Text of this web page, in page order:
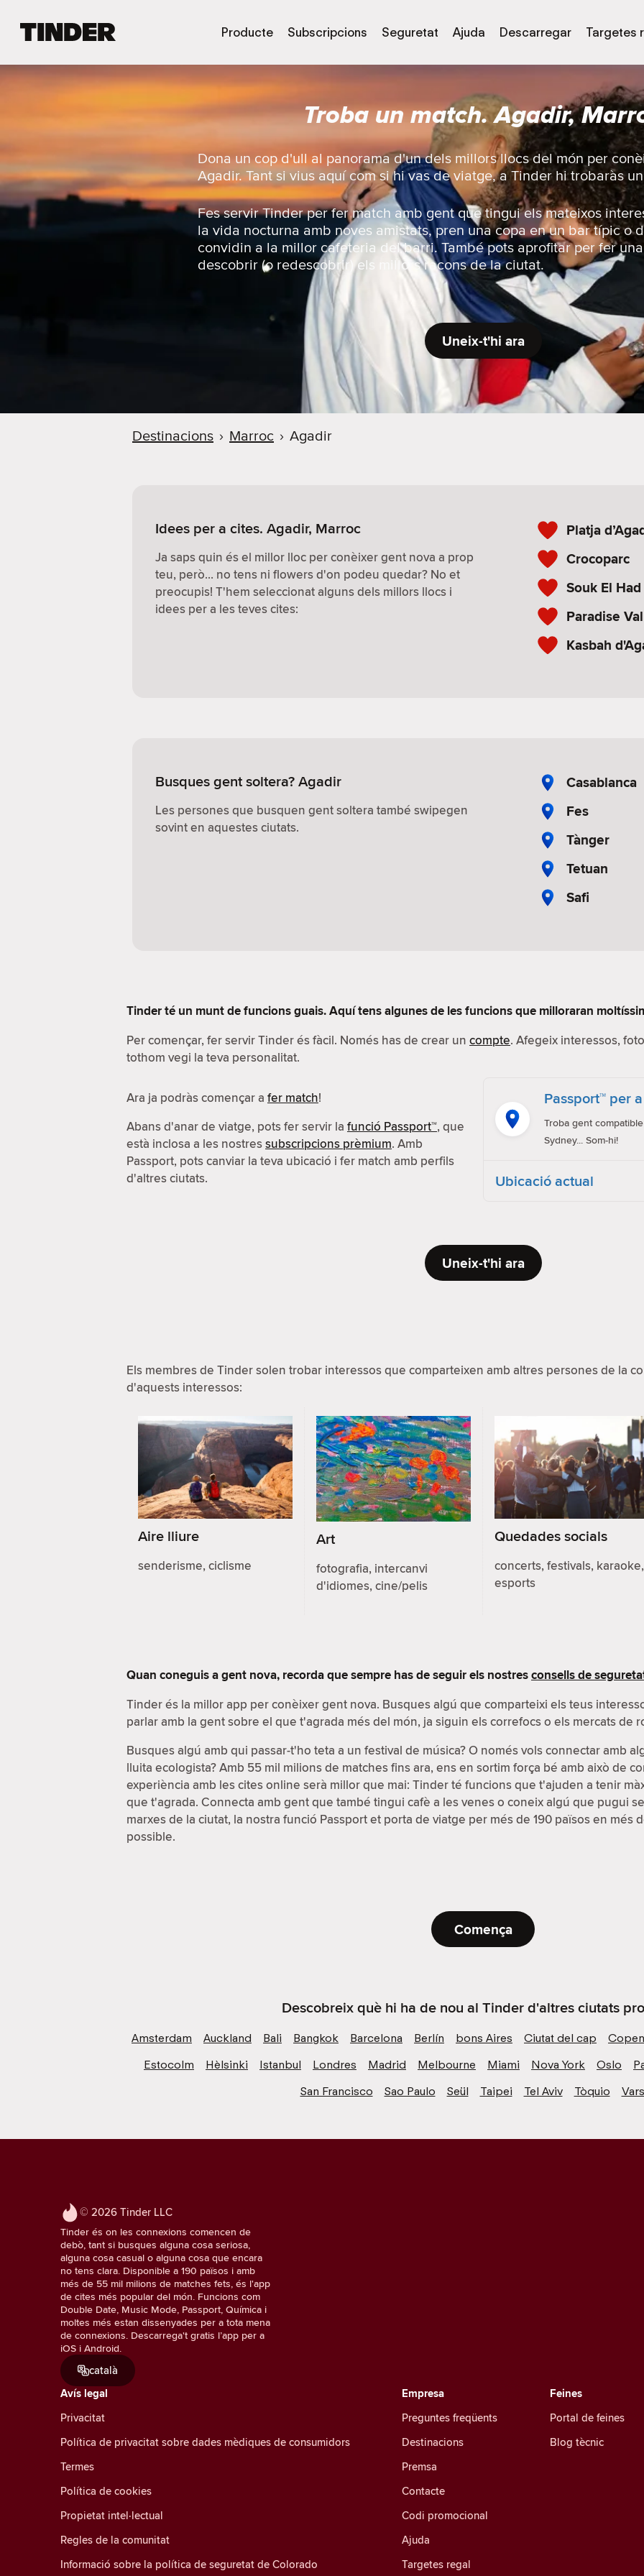
d
i
Producte Subscripcions Seguretat Ajuda Descarregar Targetes
Troba un match. Agadir,
Dona un cop d'ull al panorama d'un dels millors llocs del món per
Agadir. Tant si vius aquí com si hi vas de viatge, a Tinder hi trobaràs
Fes servir Tinder per fer match amb gent que tingui els mateixos
la vida nocturna amb noves amistats, pren una copa en un bar típic o
convidin a la millor cafeteria del barri. També pots aprofitar per fer
descobrir (o redescobrir) els millors racons de la ciutat.
Uneix-t'hi ara
Destinacions › Marroc › Agadir
Idees per a cites. Agadir, Marroc
Ja saps quin és el millor lloc per conèixer gent nova a prop
teu, però… no tens ni flowers d'on podeu quedar? No et
preocupis! T'hem seleccionat alguns dels millors llocs i
idees per a les teves cites:
Platja
Crocoparc
Souk El
Paradise
Kasbah
Busques gent soltera? Agadir
Les persones que busquen gent soltera també swipegen
sovint en aquestes ciutats.
Casablanca
Fes
Tànger
Tetuan
Safi
Tinder té un munt de funcions guais. Aquí tens algunes de les funcions que milloraran
Per començar, fer servir Tinder és fàcil. Només has de crear un compte. Afegeix interessos,
tothom vegi la teva personalitat.
Ara ja podràs començar a fer match!
Abans d'anar de viatge, pots fer servir la funció Passport™, que
està inclosa a les nostressubscripcions prèmium. Amb
Passport, pots canviar la teva ubicació i fer match amb perfils
d'altres ciutats.
Passport™ per
Troba gent
Sydney... Som-hi!
Ubicació actual
Uneix-t'hi ara
Els membres de Tinder solen trobar interessos que comparteixen amb altres persones de la
d'aquests interessos:
Aire lliure
senderisme, ciclisme
Art
fotografia, intercanvi
d'idiomes, cine/pelis
Quedades socials
concerts, festivals, karaoke,
esports
Quan coneguis a gent nova, recorda que sempre has de seguir els nostresconsells de
Tinder és la millor app per conèixer gent nova. Busques algú que comparteixi els teus
parlar amb la gent sobre el que t'agrada més del món, ja siguin els correfocs o els mercats de
Busques algú amb qui passar-t'ho teta a un festival de música? O només vols connectar amb
lluita ecologista? Amb 55 mil milions de matches fins ara, ens en sortim força bé amb això de
experiència amb les cites online serà millor que mai: Tinder té funcions que t'ajuden a tenir
que t'agrada. Connecta amb gent que també tingui cafè a les venes o coneix algú que pugui
marxes de la ciutat, la nostra funció Passport et porta de viatge per més de 190 països en més
possible.
Comença
Descobreix què hi ha de nou al Tinder d'altres ciutats
Amsterdam Auckland Bali Bangkok Barcelona Berlín bons Aires Ciutat del cap
Estocolm
Hèlsinki Istanbul Londres Madrid Melbourne Miami Nova York Oslo
San Francisco
Sao Paulo Seül Taipei Tel Aviv Tòquio
© 2026 Tinder LLC
Tinder és on les connexions comencen de
debò, tant si busques alguna cosa seriosa,
alguna cosa casual o alguna cosa que encara
no tens clara. Disponible a 190 països i amb
més de 55 mil milions de matches fets, és l'app
de cites més popular del món. Funcions com
Double Date, Music Mode, Passport, Química i
moltes més estan dissenyades per a tota mena
de connexions. Descarrega't gratis l’app per a
iOS i Android.
català
Avís legal
Privacitat
Política de privacitat sobre dades mèdiques de consumidors
Termes
Política de cookies
Propietat intel·lectual
Regles de la comunitat
Informació sobre la política de seguretat de Colorado
Feines
Portal de feines
Blog tècnic
Empresa
Preguntes freqüents
Destinacions
Premsa
Contacte
Codi promocional
Ajuda
Targetes regal